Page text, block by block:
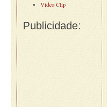
Vídeo Clip
Publicidade: